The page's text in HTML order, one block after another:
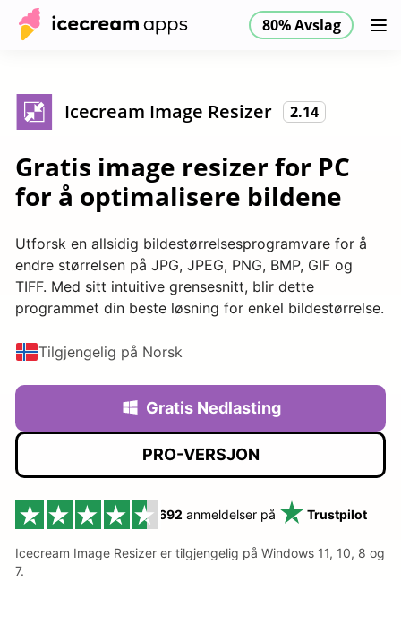
80% Avslag
Produkter Hjelpesenter 80% AvslagNO
Icecream Image Resizer 2.14
Gratis image resizer for PC
for å optimalisere bildene
Utforsk en allsidig bildestørrelsesprogramvare for å
endre størrelsen på JPG, JPEG, PNG, BMP, GIF og
TIFF. Med sitt intuitive grensesnitt, blir dette
programmet din beste løsning for enkel bildestørrelse.
Tilgjengelig på Norsk
Gratis Nedlasting
PRO-VERSJON
692 anmeldelser på Trustpilot
Icecream Image Resizer er tilgjengelig på Windows 11, 10, 8 og
7.